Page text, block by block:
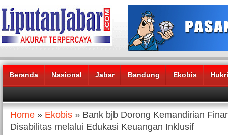
Beranda Nasional Jabar Bandung Ekobis
Headlines News :
Home » Ekobis » Bank bjb Dorong Kemandirian
Disabilitas melalui Edukasi Keuangan Inklusif